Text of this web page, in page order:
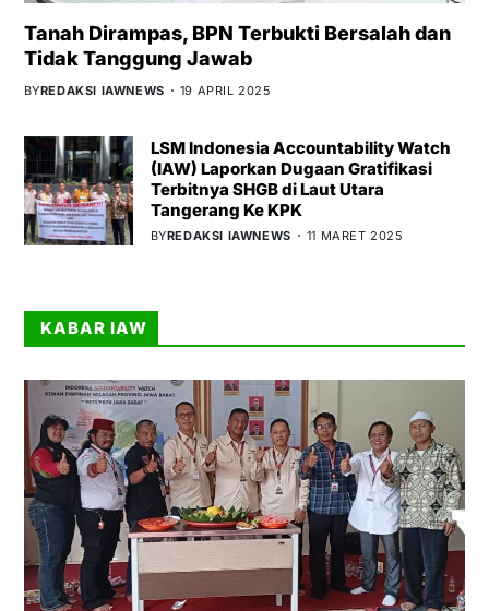
Tanah Dirampas, BPN Terbukti Bersalah dan
Tidak Tanggung Jawab
BYREDAKSI IAWNEWS 19 APRIL 2025
LSM Indonesia Accountability Watch
(IAW) Laporkan Dugaan Gratifikasi
Terbitnya SHGB di Laut Utara
Tangerang Ke KPK
BYREDAKSI IAWNEWS 11 MARET 2025
KABAR IAW